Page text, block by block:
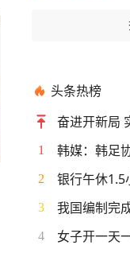
头条热榜
奋进开新局
1 韩媒：韩足
2 银行午休1.5
3 我国编制完
4 女子开一天